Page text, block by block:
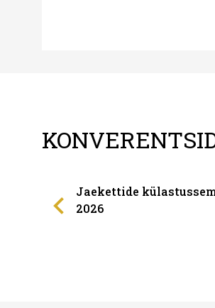
Jaekettide
2026